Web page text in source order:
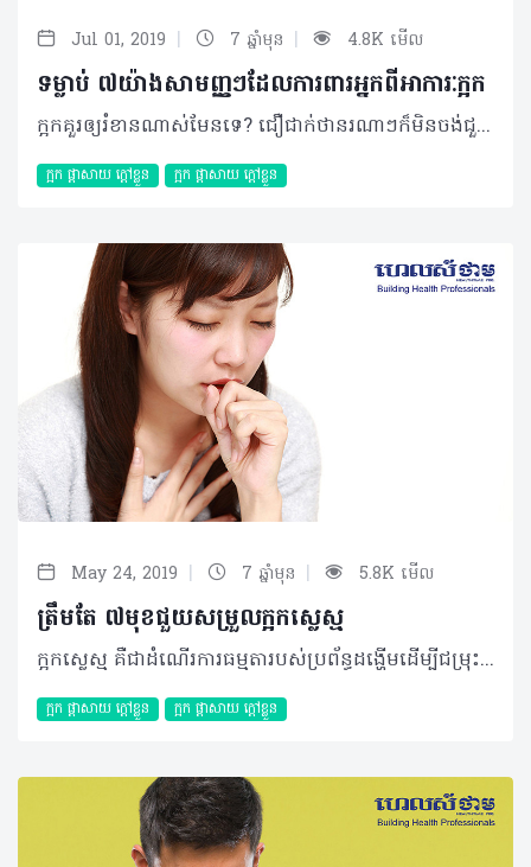
Jul 01, 2019 | 7 ឆ្នាំមុន | 4.8K មើល
ទម្លាប់ ៧យ៉ាងសាមញ្ញៗដែលការពារអ្នកពីអាការៈក្អក
ក្អកគួរឲ្យរំខានណាស់មែនទេ? ជឿជាក់ថានរណាៗក៏មិនចង់ជួបបញ្ហានេះដែរ! ហេតុនេះអត្ថបទខាងក្រោមនឹងបង្ហាញអ្នកពីមូលហេតុនិងវិធីសាស្រ្តការពារខ្លួនងាយៗដែលអាចអនុវត្តឲ្យក្លាយជាទម្លាប់បាន។ អ្វីខ្លះជាកត្តាជំរុញឲ្យក្អក? ក្អកជារេផ្លិចដ៏សំខាន់មួយដែលកើតឡើងរាល់ពេលមានការរំខាននានាដល់ដំណើរការរបស់ប្រព័ន្ធដង្ហើម។ ជាក់ស្តែង វាអាចបណ្តាលមកពី៖ + ការជក់បារី៖ សារធាតុគីមីដែលមានក្នុងបារីអាចរំខាន និងបំផ្លាញកោសិកាសួតយ៉ាងធ្ងន់ធ្ងរ។ ការជក់បារីរយៈពេលយូរអាចបណ្តាលឲ្យសួតបង្កើតជាសារធាតុរំអិលយ៉ាងច្រើន ជាហេតុធ្វើឲ្យមានក្អកស្លេស្មជាប្រចាំ + កត្តាអាល្លែកហ្សុី៖ អាការៈនេះអាចកើតឡើងចំពោះបុគ្គលមួយចំនួនតូចដែលជាទូទៅ លម្អងផ្កា រោមសត្វ ជាកត្តាប្រឈមដែលកើតមានឡើងជាញឹកញាប់ + សារធាតុរំខានដែលមានក្នុងបរិស្ថាន៖ មានសារធាតុរំខានជាច្រើនដែលមានក្នុងបរិយាកាស និងនៅក្នុងផ្ទះ ដូចជាផ្សែង អ័ព្ទក៏អាចជះឥទ្ធិពលបានផងដែរ + ជំងឺផ្លូវដង្ហើមរ៉ាំរ៉ៃ៖ ការបង្ករោគដោយពពួកបាក់តេរី មួយចំនួន ព្រមទាំងជំងឺហឺតជាកត្តាចម្បងដែលបណ្តាលឲ្យមានជំងឺផ្លូវដង្ហើមរ៉ាំរ៉ៃ ដែលអាចមានដូចជាជំងឺស្ទះផ្លូវដង្ហើមរ៉ាំរ៉ៃ (COPD) ជំងឺក្រិនសួត (Pulmonary fibrosis) ជាដើម + ខ្យល់ពុល៖ ការរស់នៅក្នុងទីក្រុង ចរាចរណ៍មមាញឹក តំបន់ជិតរោងចក្រសុទ្ធតែអាចបង្កជាហានិភ័យខ្ពស់ប៉ះពាល់ដល់សុខភាពផ្លូវដង្ហើមដែលអ្នកអាចមើលរំលង។ ការពារបានយ៉ាងណាខ្លះ? ជាការពិត អ្នកនៅតែអាចការពារខ្លួនបានយ៉ាងប្រសើរក្នុងការទប់ទល់ពីបញ្ហាក្អកតាមរយៈការយល់ដឹងអំពីមូលហេតុបង្កចម្បងៗដែលបានរៀបរាប់ខាងលើដោយវិធីសាស្ត្រ ៧យ៉ាងសាមញ្ញៗមានដូចជា៖ ១. បញ្ឈប់ការជក់បារី បន្តិចម្តងៗតាមតែអាចធ្វើបាន ២. ប្រសិនជាអាច អ្នកគួរព្យាយាមជ្រើសរើសកន្លែងការងារណាដែលមិនប៉ះពាល់ដល់ផ្លូវដង្ហើម ៣. បន្ទប់គួរមានសំណើមជានិច្ច ៤. ព្យាយាមសង្កេត និងការពារខ្លួនពីកត្តាបង្កអាល្លែកហ្សុីមួយចំនួនដែលអ្នកធ្លាប់ប្រទះ ដែលអាចមានជាប្រភេទអាហារ លម្អងផ្កា រោមសត្វជាដើម។ គួរបញ្ជាក់ថា អ្នកអាចប្រើប្រាស់ថ្នាំប្រឆាំងអាល្លែកហ្សុីជាមុន នៅរាល់ពេលដែលអ្នកគិតថាអ្នកអាចប៉ះជាមួយកត្តាប្រឈមទាំងនោះ ៥. ប្រសិនបើអ្នកកំពុងមានជំងឺហឺត សូមព្យាយាមគ្រប់គ្រងជំងឺនេះឲ្យបានត្រឹមត្រូវតាមការណែនាំរបស់គ្រូពេទ្យ ៦. លាងដៃឲ្យបានស្អាត និងញឹកញាប់ ដើម្បីចៀសវាងការបង្ករោគ ៧. រក្សាប្រព័ន្ធការពាររាងកាយឲ្យនៅមានសុខភាពល្អជានិច្ច តាមរយៈការទទួលទានរបបអាហារត្រឹមត្រូវ សម្បូរសារធាតុចិញ្ចឹម បន្លែ ផ្លែឈើ ដែលសម្បូរដោយវីតាមីន (វីតាមីន C និងវីតាមីនចម្រុះ) លំហាត់ប្រាណទៀងទាត់ សម្រាកឲ្យបានគ្រប់គ្រាន់ព្រមទាំងអនុវត្តការរស់នៅដែលមានអនាម័យ ដើម្បីគេចផុតពីការឆ្លងរោគនៅផ្លូវដង្ហើម។ គួររំឭកដែរថា ភាគច្រើននៃបញ្ហាក្អកគឺបណ្តាលមកពីជំងឺប្រព័ន្ធផ្លូវដង្ហើម ជាពិសេសគឺជំងឺផ្តាសាយ ជំងឺរលាកសួត និងជំងឺរបេងជាដើម ហេតុនេះសូមប្រុងប្រយ័ត្នជាមួយការឆ្លងរោគទាំងនោះ។ សម្រួលអាការៈនេះបែបណា? ការព្យាបាលអាស្រ័យទៅតាមមូលហេតុបង្ក ប៉ុន្តែក្នុងនោះអ្នកក៏អាចប្រើប្រាស់វិធីសាស្ត្រខាងក្រោមដើម្បីសម្រាលភាពរំខានដែលកើតមានឡើង៖ - ការលាយទឹកក្តៅឧណ្ហៗ ជាមួយក្រូចឆ្មារ និងទឹកឃ្មុំ - ការពិសាទឹកក្ដៅឧណ្ហៗ ជំនួសឲ្យការទទួលទានទឹកត្រជាក់ - ចៀសវាងការបរិភោគអាហារប្រៃ បំពង និងហឹរ - កាត់បន្ថយការទទួលទានគ្រឿងស្រវឹង - ប្រើប្រាស់ថ្នាំបំបាត់ក្អកដែលអាចរកទិញបាននៅតាមឱសថស្ថាន ជាមួយការណែនាំប្រើប្រាស់ត្រឹមត្រូវ។ រក្សាប្រព័ន្ធការពាររាងកាយឲ្យរឹងមាំជាមួយការបញ្ចៀសពីកត្តាអាល្លែកហ្សុីនានា ជាវិធីសាស្ត្រដ៏ប្រសើរក្នុងការការពារពីបញ្ហាក្អក។ អត្ថបទ៖ ដកស្រង់ចេញពីទស្សនាវដ្ដី ហេលស៍ថាម ប្រូ លេខ ៧៩ ©2019 រក្សាសិទ្ធិគ្រប់យ៉ាង​ដោយ Healthtime Corporation ចំពោះគ្រប់អត្ថបទដោយគ្មានផ្នែកណាមួយត្រូវបោះពុម្ពផ្សាយចូលប្រព័ន្ធអុីនធឺណែតឧបករណ៍អេឡិចត្រូនិកអាត់ជាសំឡេងឬថតចំលងគ្រប់រូបភាពដោយគ្មានការអនុញ្ញាតឡើយ
ក្អក ផ្តាសាយ ក្តៅខ្លួន ក្អក ផ្តាសាយ ក្តៅខ្លួន
May 24, 2019 | 7 ឆ្នាំមុន | 5.8K មើល
ត្រឹមតែ ៧មុខជួយសម្រួលក្អកស្លេស្ម
ក្អកស្លេស្ម គឺជាដំណើរការធម្មតារបស់ប្រព័ន្ធដង្ហើមដើម្បីជម្រុះចោលសារធាតុរំខានចេញប៉ុន្តែប្រសិនបើលក្ខខណ្ឌនេះបង្កភាពរំខានចំពោះអ្នក អ្នកប្រាកដជាត្រូវការវិធីសាស្ត្រដ៏មានប្រសិទ្ធភាពនានាដើម្បីកម្ចាត់ភាពរំខានទាំងនោះ។ ជាក់ស្តែង អ្នកអាចអនុវត្តវិធីសាស្ត្រ ៧យ៉ាងដែលរួមបញ្ចូលទាំងឱសថធម្មជាតិដែលអ្នកអាចរកបានយ៉ាងងាយស្រួល ដែលមានដូចខាងក្រោម៖ ១. ផ្សើមខ្យល់ ការផ្សើមខ្យល់ជុំវិញបន្ទប់ អាចជួយធ្វើឲ្យស្លេស្មកាត់បន្ថយកម្រាស់ និងមិនអាចកកផ្តុំបាន។ ហេតុនេះអ្នកអាចប្រើប្រាស់ម៉ាស៊ីនបន្សើមខ្យល់ជាប្រចាំក្នុងអំឡុងពេលកើតមានបញ្ហានេះ។ គ្រាន់តែប្រាកដថាអ្នកត្រូវផ្លាស់ប្តូរទឹករៀងរាល់ថ្ងៃ និងសម្អាតម៉ាស៊ីនបន្សើមខ្យល់ឲ្យបានជាប្រចាំផង បើមិនដូច្នោះអ្នកអាចឆ្លងមេរោគតាមខ្យល់មិនស្អាតបែបនោះទៅវិញ។ ២. ពិសាទឹក ទឹកជាសារធាតុចាំបាច់ប្រចាំថ្ងៃ ហើយកាន់តែសំខាន់នៅពេលអ្នកកំពុងមានបញ្ហានេះ។ ការពិសាទឹកក្តៅឧណ្ហៗអាចធ្វើឲ្យស្លេស្មរាវ និងអាចជួយបំបាត់ភាពស្អិតរបស់វាបាន។ ព្យាយាមពិសាទឹកឲ្យបានច្រើន ឬអ្នកក៏អាចពិសាទឹកផ្លែឈើ ឬទឹកក្រូចឆ្មារបានផងដែរ។ ៣. គ្រឿងផ្សំសម្រួលដង្ហើម អ្នកអាចសាកល្បងពិសាអាហារ និងភេសជ្ជៈដែលមានក្រូច ខ្ញី ខ្ទឹម ឬទឹកឃ្មុំលាយជាមួយក្រូចឆ្មារ និងទឹកក្តៅផងដែរ។ មានការសិក្សាជាច្រើនបានបង្ហាញថា សារធាតុទាំងអស់នេះពិតជាមានប្រសិទ្ធភាពចំពោះការព្យាបាលក្អកស្ងួត ផ្តាសាយ ជាពិសេសក្អកស្លេស្មនេះតែម្តង។ ម៉្យាងគ្រឿងផ្សំដែលមានសារធាតុហឹរ ក៏ជួយសម្រួលផ្លូវដង្ហើម និងលំហូរស្លេស្មបានផងដែរ។ ៤. ខ្ពុរទឹកអំបិល ទឹកក្តៅឧណ្ហៗ លាយជាមួយអំបិលមានមុខងារសម្លាប់មេរោគ និងសម្រួលដង្ហើមត្រង់បំពង់កបានយ៉ាងប្រសើរ។ ដោយដំបូង អ្នកត្រូវលាយអំបិលប្រមាណ ១/២ ទៅ ២/៣ស្លាបព្រា ចូលទៅក្នុងទឹកក្តៅឧណ្ហៗ ១កែវ រួចកូរឲ្យរលាយសព្វ និងអាចយកទៅច្រោះបន្ថែមទៀតក៏បាន។ ចាប់ផ្តើមខ្ពុរដោយងើយកទៅលើ រយៈពេល៣០ ទៅ ៦០វិនាទី រួចខ្ជាក់ចេញ និងខ្ពុរទឹកស្អាតបន្តជាការស្រេច។ អ្នកអាចអនុវត្តវិធីសាស្ត្រនេះតាមត្រូវការ។ ៥. ប្រេងអឺកាលីបទីស (Eucalyptus oil) ប្រេងអឺកាលីបទីស ជាប្រភេទប្រេងដែលត្រូវបានយកមកប្រើប្រាស់យ៉ាងពេញនិយមសម្រាប់សម្រួលផ្លូវដង្ហើម។ ជាក់ស្តែង នាពេលបច្ចុប្បន្នប្រេងនេះតែងមានវត្តមាននៅក្នុងប្រេងខ្យល់ ប្រេងកូឡាជាដើម ប៉ុន្តែអ្នកក៏អាចស្វែងរកប្រភេទប្រេងនេះសុទ្ធនៅតាមទីផ្សារផងដែរ។ ប្រេងនេះមានប្រសិទ្ធភាពជួយកាត់ផ្តាច់ស្លេស្មមិនឲ្យជាប់គ្នា ជាហេតុធ្វើឲ្យអ្នកងាយស្រួលខាកស្តោះចេញមកក្រៅ។ អ្នកអាចលាបរឹតប្រេងនេះត្រង់តំបន់ក និងផ្នែកខាងក្រោយក ៣ដងក្នុងមួយថ្ងៃ។ ៦. តែទឹកឃ្មុំ យោងតាមការសិក្សាជាច្រើនបានដឹងថា ទឹកឃ្មុំមានប្រសិទ្ធភាពក្នុងការបន្ថយអាការៈក្អក។ ការសិក្សាទៅលើការព្យាបាលអាការៈក្អកពេលយប់លើកុមារដោយធ្វើការប្រៀបធៀបរវាងទឹកឃ្មុំខ្មៅនិងថ្នាំបំបាត់ក្អកប្រភេទ Dextromethorphan។ អ្នកស្រាវជ្រាវបានរកឃើញថា ទឹកឃ្មុំអាចបំបាត់អាការៈក្អកគួរឲ្យកត់សម្គាល់បើប្រៀបទៅលើប្រសិទ្ធភាពនៃ Dextromethorphan។ បើទោះបីជាគុណប្រយោជន៍នៃទឹកឃ្មុំល្អជាង Dextromethorphan តែបន្តិចបន្តួចក៏ពិតមែន ក៏ម្តាយឪពុកភាគច្រើនជ្រើសរើសប្រើប្រាស់ទឹកឃ្មុំជាជាងថ្នាំ។ វិធីប្រើទឹកឃ្មុំសម្រាប់ព្យាបាលអាការៈក្អក គឺអ្នកគ្រាន់តែលាយទឹកឃ្មុំ ២ស្លាបព្រាកាហ្វេជាមួយនឹងទឹកក្តៅឧណ្ហៗឬទឹកតែ។ ផឹកទឹកឃ្មុំនេះម្តង ទៅពីរដងក្នុងមួយថ្ងៃ ប៉ុន្តែមិនត្រូវឲ្យទឹកឃ្មុំទៅក្មេងអាយុក្រោម ១ឆ្នាំហូបទេ។ ៧. ខ្ញី ខ្ញីអាចបំបាត់ទាំងក្អកស្ងួត និងក្អកស្លេស្ម ព្រោះវាមានប្រសិទ្ធភាពប្រឆាំងនឹងភាពរលាកបាន។ វាក៏អាចបំបាត់អាការៈចង្អោរ និងការឈឺចាប់។ ការសិក្សាមួយ បានណែនាំថា សារធាតុប្រឆាំងរលាកមួយចំនួននៅក្នុងខ្ញីអាចសម្អាតភ្នាសនៅតាមបំពង់ខ្យល់ដែលអាចកាត់បន្ថយអាការៈក្អកបាន។ ដាក់បន្ទះខ្ញីស្រស់ប្រហែល២០ទៅ៤០ក្រាម ឆុងជាមួយទឹកក្តៅមួយកែវ។ ទុកប្រហែលប៉ុន្មាននាទីមុនផឹក។ អ្នកអាចថែមទឹកឃ្មុំ ឬទឹកក្រូចឆ្មារដើម្បីបន្ថែមរសជាតិ។ គួរកត់សម្គាល់ថា តែខ្ញីអាចបណ្តាលឲ្យមានបញ្ហាក្រហាយក្រពះ។ ប្រសិនបើអ្នកបានសាកល្បងធម្មជាតិខាងលើមិនមានប្រសិទ្ធភាពទេនោះអ្នកគួរពិគ្រោះជាមួយគ្រូពេទ្យដើម្បីពិនិត្យ និងតាមដានឲ្យបានកាន់តែច្បាស់ស្វែងរកមូលហេតុពិតប្រាកដ។ អត្ថបទ៖ ដកស្រង់ចេញពីទស្សនាវដ្ដី ហេលស៍ថាម ប្រូ លេខ ៧៨ ©2019 រក្សាសិទ្ធិគ្រប់យ៉ាង​ដោយ Healthtime Corporation ចំពោះគ្រប់អត្ថបទដោយគ្មានផ្នែកណាមួយត្រូវបោះពុម្ពផ្សាយចូល ប្រព័ន្ធអុីនធឺណែតឧបករណ៍អេឡិចត្រូនិកអាត់ជាសំឡេងឬថតចំលងគ្រប់រូបភាពដោយគ្មានការអនុញ្ញាតឡើយ
ក្អក ផ្តាសាយ ក្តៅខ្លួន ក្អក ផ្តាសាយ ក្តៅខ្លួន